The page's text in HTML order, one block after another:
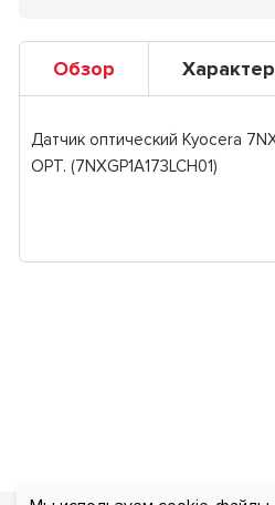
Обзор
Датчик оптический Kyocera
OPT. (7NXGP1A173LCH01)